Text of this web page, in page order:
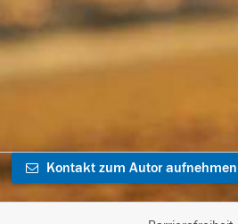
Kontakt zum Autor aufnehmen